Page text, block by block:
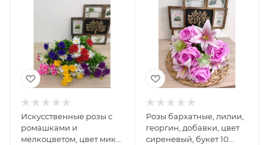
Искусственные розы с
ромашками и
мелкоцветом, цвет микс,
Розы бархатные, лилии,
георгин, добавки, цвет
сиреневый, букет 10